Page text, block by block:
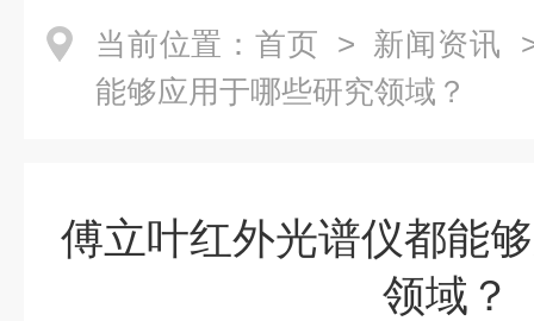
当前位置： 首页 > 新闻资讯
能够应用于哪些研究领域？
傅立叶红外光谱仪都能
领域？